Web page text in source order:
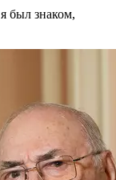
был знаком,